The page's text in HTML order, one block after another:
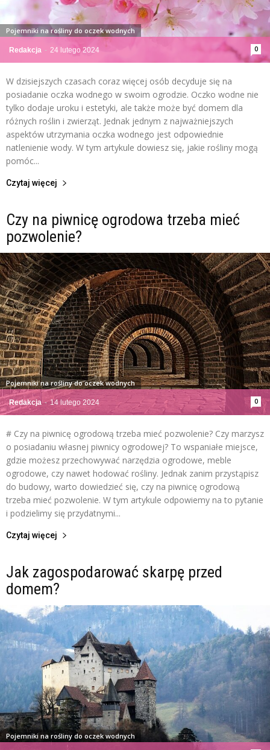
Redakcja - 24 lutego 2024 0
Pojemniki na rośliny do oczek wodnych
W dzisiejszych czasach coraz więcej osób decyduje się na
posiadanie oczka wodnego w swoim ogrodzie. Oczko wodne nie
tylko dodaje uroku i estetyki, ale także może być domem dla
różnych roślin i zwierząt. Jednak jednym z najważniejszych
aspektów utrzymania oczka wodnego jest odpowiednie
natlenienie wody. W tym artykule dowiesz się, jakie rośliny mogą
pomóc...
Czytaj więcej
Czy na piwnicę ogrodowa trzeba mieć
pozwolenie?
Redakcja - 14 lutego 2024 0
Pojemniki na rośliny do oczek wodnych
# Czy na piwnicę ogrodową trzeba mieć pozwolenie? Czy marzysz
o posiadaniu własnej piwnicy ogrodowej? To wspaniałe miejsce,
gdzie możesz przechowywać narzędzia ogrodowe, meble
ogrodowe, czy nawet hodować rośliny. Jednak zanim przystąpisz
do budowy, warto dowiedzieć się, czy na piwnicę ogrodową
trzeba mieć pozwolenie. W tym artykule odpowiemy na to pytanie
i podzielimy się przydatnymi...
Czytaj więcej
Jak zagospodarować skarpę przed
domem?
Pojemniki na rośliny do oczek wodnych